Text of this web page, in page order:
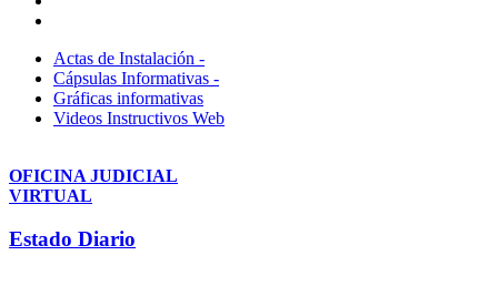
Actas de Instalación -
Cápsulas Informativas -
Gráficas informativas
Videos Instructivos Web
OFICINA JUDICIAL
VIRTUAL
Estado Diario